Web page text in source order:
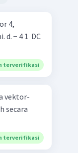
4,
terverifikasi
vektor-
terverifikasi